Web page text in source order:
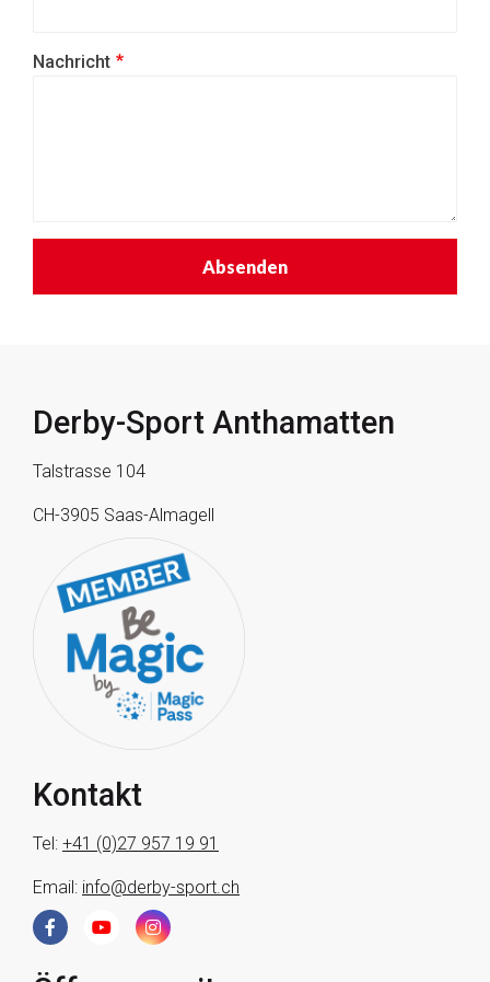
Nachricht
Derby-Sport Anthamatten
Talstrasse 104
CH-3905 Saas-Almagell
Kontakt
Tel: +41 (0)27 957 19 91
Email: info@derby-sport.ch